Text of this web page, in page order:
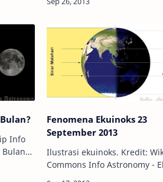
(supermassive black hole -
Info
Fenomena Ekuinoks 23
September 2013
Ilustrasi ekuinoks. Kredit:
Commons Info Astronomy - Ekuinoks